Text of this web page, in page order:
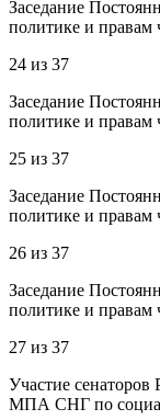
Заседание
политике и правам
24 из 37
Заседание
политике и правам
25 из 37
Заседание
политике и правам
26 из 37
Заседание
политике и правам
27 из 37
Участие
МПА СНГ по